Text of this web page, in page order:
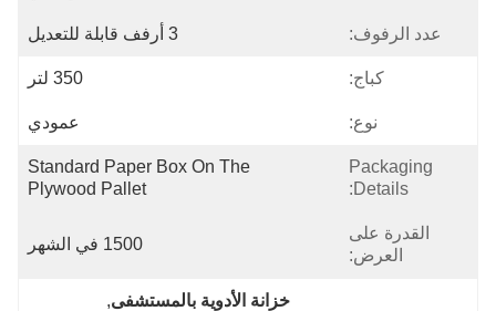
عدد الرفوف: 3 أرفف قابلة للتعديل
كباج: 350 لتر
نوع: عمودي
Packaging
Details:
Standard Paper Box On The
Plywood Pallet
القدرة على
العرض:
1500 في الشهر
خزانة الأدوية بالمستشفى ,